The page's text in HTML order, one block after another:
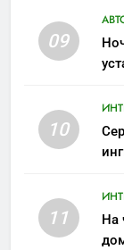
09
10
11
На